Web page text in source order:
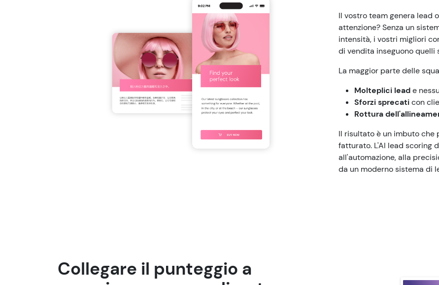
Il vostro team genera lead
attenzione? Senza un
intensità, i vostri migliori
di vendita inseguono quelli
La maggior parte delle
Molteplici leade
Sforzi sprecaticon
Rottura
Il risultato è un imbuto
fatturato. L'AI lead scoring
all'automazione, alla
da un moderno sistema di
Collegare il punteggio a